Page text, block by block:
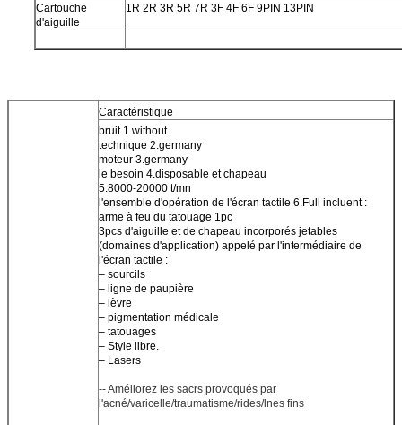
Cartouche
d'aiguille
1R 2R 3R 5R 7R 3F 4F 6F 9PIN 13PIN
Caractéristique
bruit 1.without
technique 2.germany
moteur 3.germany
le besoin 4.disposable et chapeau
5.8000-20000 t/mn
l'ensemble d'opération de l'écran tactile 6.Full incluent :
arme à feu du tatouage 1pc
3pcs d'aiguille et de chapeau incorporés jetables
(domaines d'application) appelé par l'intermédiaire de
l'écran tactile :
– sourcils
– ligne de paupière
– lèvre
– pigmentation médicale
– tatouages
– Style libre.
– Lasers
-- Améliorez les sacrs provoqués par
l'acné/varicelle/traumatisme/rides/lnes fins